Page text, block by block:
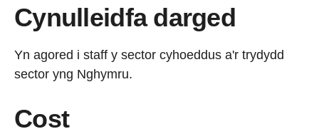
Cynulleidfa darged
Yn agored i staff y sector cyhoeddus a'r trydydd
sector yng Nghymru.
Cost